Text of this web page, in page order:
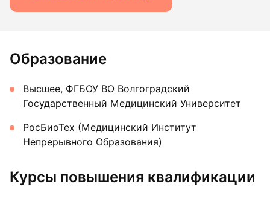
Образование
Высшее, ФГБОУ ВО Волгоградский
Государственный Медицинский Университет
РосБиоТех (Медицинский Институт
Непрерывного Образования)
Курсы повышения квалификации